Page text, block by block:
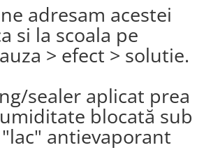
adresam acestei
si la scoala pe
> efect > solutie.
sealer aplicat prea
blocată sub
antievaporant